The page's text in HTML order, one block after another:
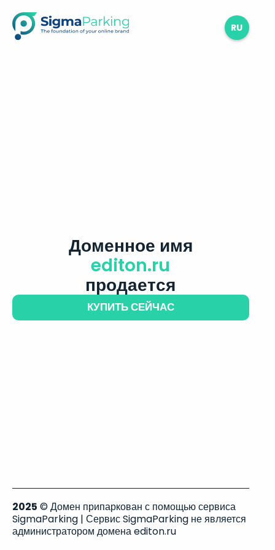
RU
Доменное имя
editon.ru
продается
КУПИТЬ СЕЙЧАС
2025 © Домен припаркован с помощью сервиса
SigmaParking | Сервис SigmaParking не является
администратором домена editon.ru